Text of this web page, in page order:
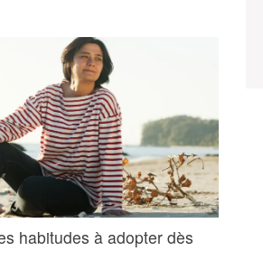
habitudes à adopter dès